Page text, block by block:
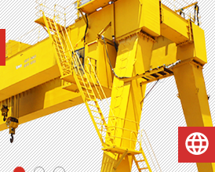
한국어